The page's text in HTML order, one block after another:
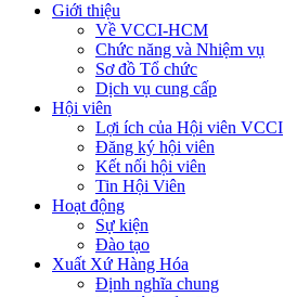
Giới thiệu
Về VCCI-HCM
Chức năng và Nhiệm vụ
Sơ đồ Tổ chức
Dịch vụ cung cấp
Hội viên
Lợi ích của Hội viên VCCI
Đăng ký hội viên
Kết nối hội viên
Tin Hội Viên
Hoạt động
Sự kiện
Đào tạo
Xuất Xứ Hàng Hóa
Định nghĩa chung